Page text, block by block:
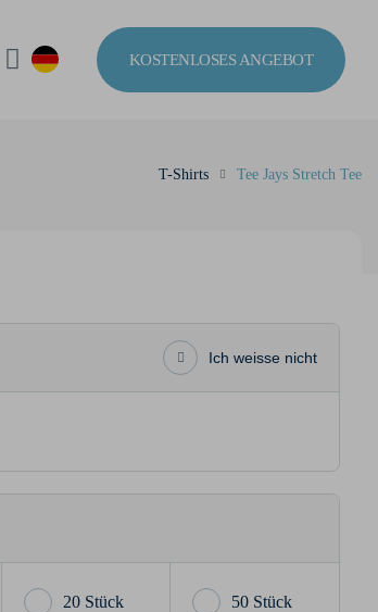
KOSTENLOSES ANGEBOT
T-Shirts Tee Jays Stretch Tee
Ich weisse nicht
20 Stück 50 Stück